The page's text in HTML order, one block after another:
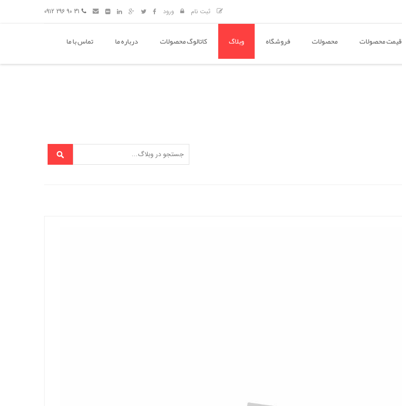
ثبت نام ورود
قیمت محصولات محصولات فروشگاه وبلاگ کاتالوگ محصولات درباره ما تماس با ما